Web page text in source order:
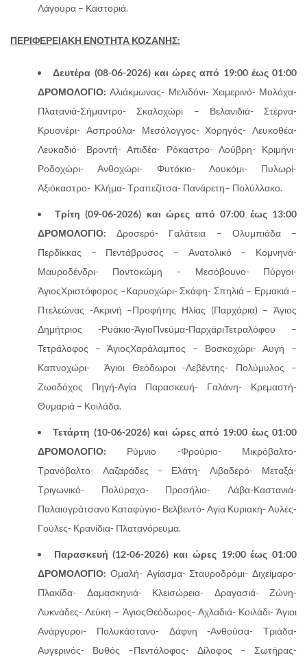
Λάγουρα – Καστοριά.
ΠΕΡΙΦΕΡΕΙΑΚΗ ΕΝΟΤΗΤΑ ΚΟΖΑΝΗΣ:
Δευτέρα (08-06-2026) και ώρες από 19:00 έως 01:00
ΔΡΟΜΟΛΟΓΙΟ: Αλιάκμωνας- Μελιδόνι- Χειμερινό- Μολόχα-
Πλατανιά-Σήμαντρο- Σκαλοχώρι – Βελανιδιά- Στέρνα-
Κρυονέρι- Ασπρούλα- Μεσόλογγος- Χορηγός- Λευκοθέα-
Λευκαδιό- Βροντή- Απιδέα- Ρόκαστρο- Λούβρη- Κριμήνι-
Ροδοχώρι- Ανθοχώρι- Φυτόκιο- Λουκόμι- Πυλωρί-
Αξιόκαστρο- Κλήμα- Τραπεζίτσα- Πανάρετη– Πολύλλακο.
Τρίτη (09-06-2026) και ώρες από 07:00 έως 13:00
ΔΡΟΜΟΛΟΓΙΟ: Δροσερό- Γαλάτεια – Ολυμπιάδα –
Περδίκκας – Πεντάβρυσος – Ανατολικό – Κομνηνά-
Μαυροδένδρι- Ποντοκώμη – Μεσόβουνο- Πύργοι-
ΆγιοςΧριστόφορος –Καρυοχώρι- Σκάφη- Σπηλιά – Ερμακιά –
Πτελεώνας -Ακρινή –Προφήτης Ηλίας (Παρχάρια) – Άγιος
Δημήτριος -Ρυάκιο-ΆγιοΠνεύμα-ΠαρχάριΤετραλόφου –
Τετράλοφος – ΆγιοςΧαράλαμπος – Βοσκοχώρι- Αυγή –
Καπνοχώρι- Άγιοι Θεόδωροι -Λεβέντης- Πολύμυλος –
Ζωοδόχος Πηγή-Αγία Παρασκευή- Γαλάνη- Κρεμαστή-
Θυμαριά – Κοιλάδα.
Τετάρτη (10-06-2026) και ώρες από 19:00 έως 01:00
ΔΡΟΜΟΛΟΓΙΟ: Ρύμνιο -Φρούριο- Μικρόβαλτο-
Τρανόβαλτο- Λαζαράδες – Ελάτη- Λιβαδερό- Μεταξά-
Τριγωνικό- Πολύραχο- Προσήλιο- Λάβα-Καστανιά-
Παλαιογράτσανο Καταφύγιο- Βελβεντό- Αγία Κυριακή- Αυλές-
Γούλες- Κρανίδια- Πλατανόρευμα.
Παρασκευή (12-06-2026) και ώρες 19:00 έως 01:00
ΔΡΟΜΟΛΟΓΙΟ: Ομαλή- Αγίασμα- Σταυροδρόμι- Διχείμαρο-
Πλακίδα- Δαμασκηνιά- Κλεισώρεια- Δραγασιά- Ζώνη-
Λυκνάδες- Λεύκη – ΆγιοςΘεόδωρος- Αχλαδιά- Κοιλάδι- Άγιοι
Ανάργυροι- Πολυκάστανο- Δάφνη -Ανθούσα- Τριάδα-
Αυγερινός- Βυθός –Πεντάλοφος- Δίλοφος – Σωτήρας-